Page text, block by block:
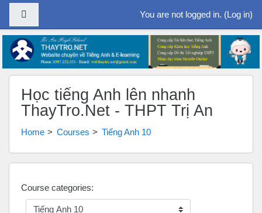
Skip to main content
You are not logged in. (Log in)
Học tiếng Anh lên nhanh
ThayTro.Net - THPT Trị An
Home Courses Tiếng Anh 10
Course categories: